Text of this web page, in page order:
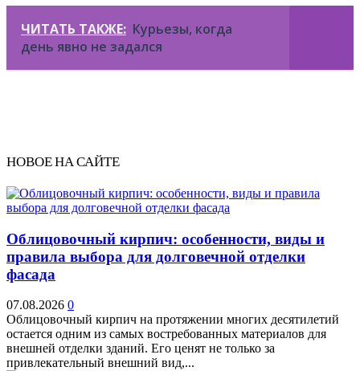
ЧИТАТЬ ТАКЖЕ: Курьезы, когда
день явно не задался
НОВОЕ НА САЙТЕ
Облицовочный кирпич: особенности, виды и
правила выбора для долговечной отделки
фасада
07.08.2026 0
Облицовочный кирпич на протяжении многих десятилетий
остается одним из самых востребованных материалов для
внешней отделки зданий. Его ценят не только за
привлекательный внешний вид,...